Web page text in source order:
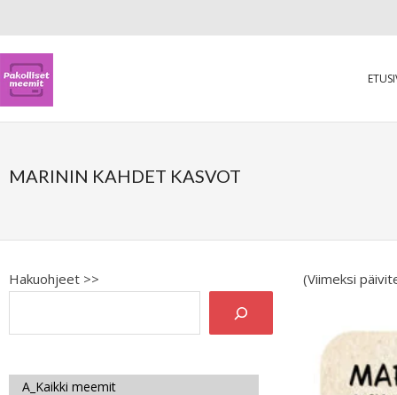
MARININ KAHDET KASVOT
(Viimeksi
Hakuohjeet >>
A_Kaikki meemit